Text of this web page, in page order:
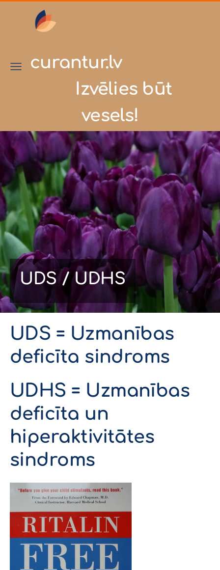
curantur.lv
Izvēlies būt
vesels!
UDS / UDHS
UDS = Uzmanības
deficīta sindroms
UDHS = Uzmanības
deficīta un
hiperaktivitātes
sindroms